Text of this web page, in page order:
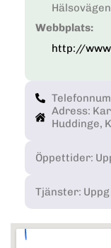
Webbplats:
http://
Adress:
Huddinge,
Öppettider:
Tjänster: